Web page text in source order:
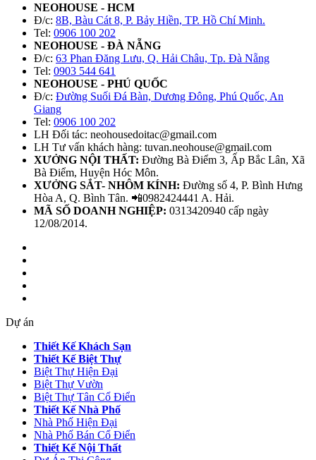
NEOHOUSE - HCM
Đ/c: 8B, Bàu Cát 8, P. Bảy Hiền, TP. Hồ Chí Minh.
Tel: 0906 100 202
NEOHOUSE - ĐÀ NẴNG
Đ/c: 63 Phan Đăng Lưu, Q. Hải Châu, Tp. Đà Nẵng
Tel: 0903 544 641
NEOHOUSE - PHÚ QUỐC
Đ/c: Đường Suối Đá Bàn, Dương Đông, Phú Quốc, An
Giang
Tel: 0906 100 202
LH Đối tác: neohousedoitac@gmail.com
LH Tư vấn khách hàng: tuvan.neohouse@gmail.com
XƯỞNG NỘI THẤT: Đường Bà Điểm 3, Ấp Bắc Lân, Xã
Bà Điểm, Huyện Hóc Môn.
XƯỞNG SẮT- NHÔM KÍNH: Đường số 4, P. Bình Hưng
Hòa A, Q. Bình Tân. 📲0982424441 A. Hải.
MÃ SỐ DOANH NGHIỆP: 0313420940 cấp ngày
12/08/2014.
Dự án
Thiết Kế Khách Sạn
Thiết Kế Biệt Thự
Biệt Thự Hiện Đại
Biệt Thự Vườn
Biệt Thự Tân Cổ Điển
Thiết Kế Nhà Phố
Nhà Phố Hiện Đại
Nhà Phố Bán Cổ Điển
Thiết Kế Nội Thất